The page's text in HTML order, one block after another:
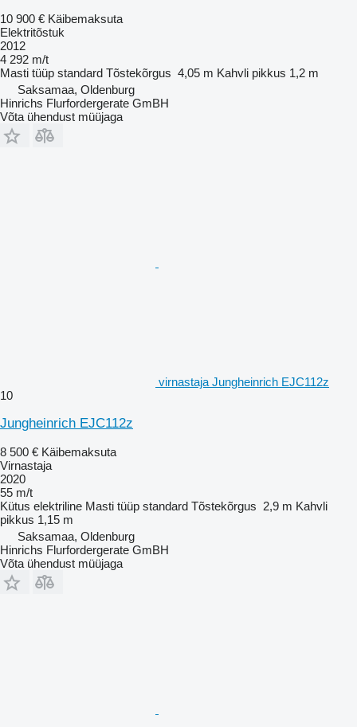
10 900 € Käibemaksuta
Elektritõstuk
2012
4 292 m/t
Masti tüüp standard Tõstekõrgus 4,05 m Kahvli pikkus 1,2 m
Saksamaa, Oldenburg
Hinrichs Flurfordergerate GmBH
Võta ühendust müüjaga
virnastaja Jungheinrich EJC112z
10
Jungheinrich EJC112z
8 500 € Käibemaksuta
Virnastaja
2020
55 m/t
Kütus elektriline Masti tüüp standard Tõstekõrgus 2,9 m Kahvli
pikkus 1,15 m
Saksamaa, Oldenburg
Hinrichs Flurfordergerate GmBH
Võta ühendust müüjaga